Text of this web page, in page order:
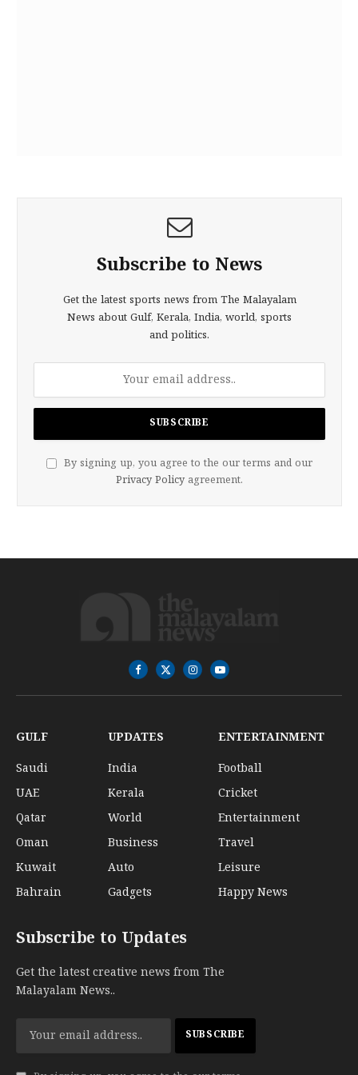
Subscribe to News
Get the latest sports news from The Malayalam
News about Gulf, Kerala, India, world, sports
and politics.
By signing up, you agree to the our terms and our
Privacy Policy agreement.
Facebook
X
(Twitter)
InstagramYouTube
GULF
Saudi
UAE
Qatar
Oman
Kuwait
Bahrain
UPDATES
India
Kerala
World
Business
Auto
Gadgets
ENTERTAINMENT
Football
Cricket
Entertainment
Travel
Leisure
Happy News
Subscribe to Updates
Get the latest creative news from The
Malayalam News..